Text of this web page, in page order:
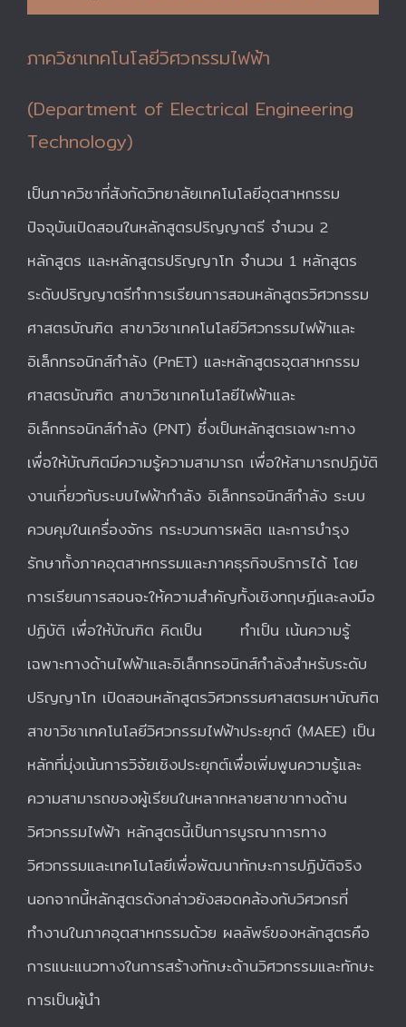
ภาควิชาเทคโนโลยีวิศวกรรมไฟฟ้า
(Department of Electrical Engineering
Technology)
เป็นภาควิชาที่สังกัดวิทยาลัยเทคโนโลยีอุตสาหกรรม
ปัจจุบันเปิดสอนในหลักสูตรปริญญาตรี จำนวน 2
หลักสูตร และหลักสูตรปริญญาโท จำนวน 1 หลักสูตร
ระดับปริญญาตรีทำการเรียนการสอนหลักสูตรวิศวกรรม
ศาสตรบัณฑิต สาขาวิชาเทคโนโลยีวิศวกรรมไฟฟ้าและ
อิเล็กทรอนิกส์กำลัง (PnET) และหลักสูตรอุตสาหกรรม
ศาสตรบัณฑิต สาขาวิชาเทคโนโลยีไฟฟ้าและ
อิเล็กทรอนิกส์กำลัง (PNT) ซึ่งเป็นหลักสูตรเฉพาะทาง
เพื่อให้บัณฑิตมีความรู้ความสามารถ เพื่อให้สามารถปฏิบัติ
งานเกี่ยวกับระบบไฟฟ้ากำลัง อิเล็กทรอนิกส์กำลัง ระบบ
ควบคุมในเครื่องจักร กระบวนการผลิต และการบำรุง
รักษาทั้งภาคอุตสาหกรรมและภาคธุรกิจบริการได้ โดย
การเรียนการสอนจะให้ความสำคัญทั้งเชิงทฤษฎีและลงมือ
ปฏิบัติ เพื่อให้บัณฑิต คิดเป็น ทำเป็น เน้นความรู้
เฉพาะทางด้านไฟฟ้าและอิเล็กทรอนิกส์กำลังสำหรับระดับ
ปริญญาโท เปิดสอนหลักสูตรวิศวกรรมศาสตรมหาบัณฑิต
สาขาวิชาเทคโนโลยีวิศวกรรมไฟฟ้าประยุกต์ (MAEE) เป็น
หลักที่มุ่งเน้นการวิจัยเชิงประยุกต์เพื่อเพิ่มพูนความรู้และ
ความสามารถของผู้เรียนในหลากหลายสาขาทางด้าน
วิศวกรรมไฟฟ้า หลักสูตรนี้เป็นการบูรณาการทาง
วิศวกรรมและเทคโนโลยีเพื่อพัฒนาทักษะการปฏิบัติจริง
นอกจากนี้หลักสูตรดังกล่าวยังสอดคล้องกับวิศวกรที่
ทำงานในภาคอุตสาหกรรมด้วย ผลลัพธ์ของหลักสูตรคือ
การแนะแนวทางในการสร้างทักษะด้านวิศวกรรมและทักษะ
การเป็นผู้นำ